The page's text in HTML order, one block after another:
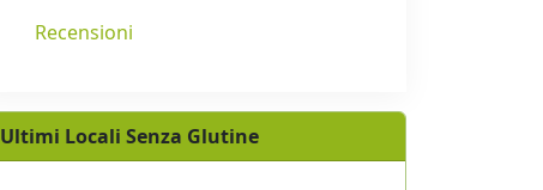
Recensioni
Ultimi Locali Senza Glutine